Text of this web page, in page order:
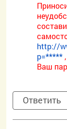
http://
p=*****
Ваш
Ответить